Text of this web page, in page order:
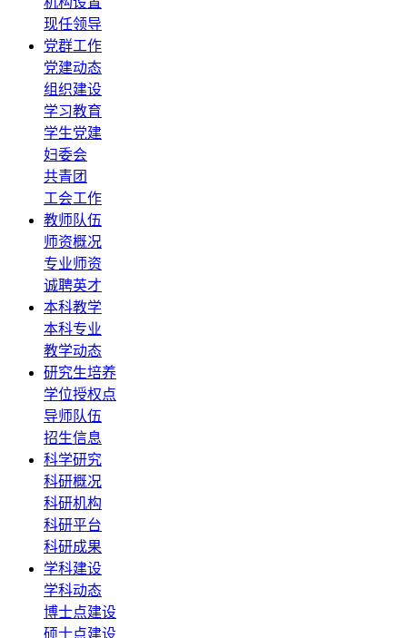
现任领导
党群工作
党建动态
组织建设
学习教育
学生党建
妇委会
共青团
工会工作
教师队伍
师资概况
专业师资
诚聘英才
本科教学
本科专业
教学动态
研究生培养
学位授权点
导师队伍
招生信息
科学研究
科研概况
科研机构
科研平台
科研成果
学科建设
学科动态
博士点建设
硕士点建设